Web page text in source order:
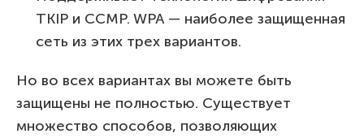
TKIP и CCMP. WPA — наиболее защищенная
сеть из этих трех вариантов.
Но во всех вариантах вы можете быть
защищены не полностью. Существует
множество способов, позволяющих